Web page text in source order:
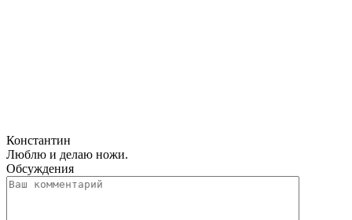
Константин
Люблю и делаю ножи.
Обсуждения